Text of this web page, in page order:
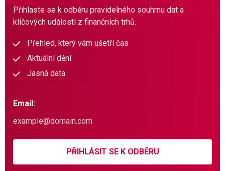
Přihlaste se k odběru pravidelného souhrnu dat a
klíčových událostí z finančních trhů.
Přehled, který vám ušetří čas
Aktuální dění
Jasná data
Email:
PŘIHLÁSIT SE K ODBĚRU